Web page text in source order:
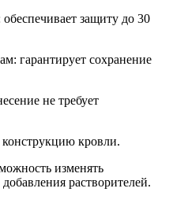
защиту до 30
гарантирует сохранение
не требует
кровли.
изменять
растворителей.